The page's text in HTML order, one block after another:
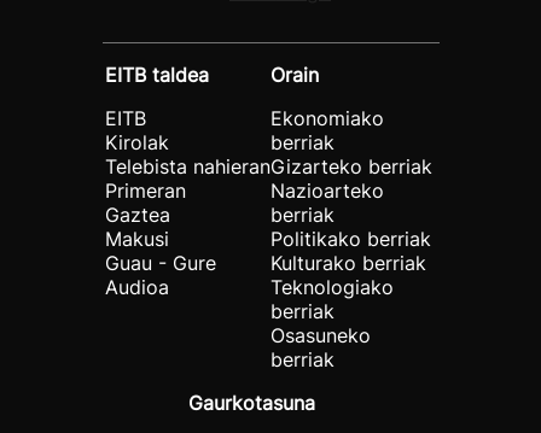
EITB taldea
EITB
Kirolak
Telebista nahieran
Primeran
Gaztea
Makusi
Guau - Gure
Audioa
Orain
Ekonomiako
berriak
Gizarteko berriak
Nazioarteko
berriak
Politikako berriak
Kulturako berriak
Teknologiako
berriak
Osasuneko
berriak
Gaurkotasuna